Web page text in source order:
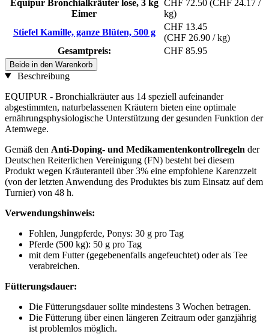
Equipur Bronchialkräuter lose, 3 kg
Eimer
CHF 72.50 (CHF 24.17 /
kg)
Stiefel Kamille, ganze Blüten, 500 g
CHF 13.45
(CHF 26.90 / kg)
Gesamtpreis:
CHF 85.95
Beide in den Warenkorb
Beschreibung
EQUIPUR - Bronchialkräuter aus 14 speziell aufeinander
abgestimmten, naturbelassenen Kräutern bieten eine optimale
ernährungsphysiologische Unterstützung der gesunden Funktion der
Atemwege.
Gemäß den Anti-Doping- und Medikamentenkontrollregeln der
Deutschen Reiterlichen Vereinigung (FN) besteht bei diesem
Produkt wegen Kräuteranteil über 3% eine empfohlene Karenzzeit
(von der letzten Anwendung des Produktes bis zum Einsatz auf dem
Turnier) von 48 h.
Verwendungshinweis:
Fohlen, Jungpferde, Ponys: 30 g pro Tag
Pferde (500 kg): 50 g pro Tag
mit dem Futter (gegebenenfalls angefeuchtet) oder als Tee
verabreichen.
Fütterungsdauer:
Die Fütterungsdauer sollte mindestens 3 Wochen betragen.
Die Fütterung über einen längeren Zeitraum oder ganzjährig
ist problemlos möglich.